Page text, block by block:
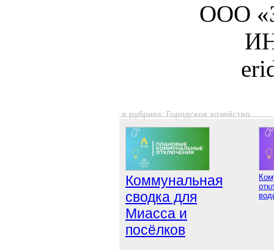
ООО
в рубрике: Городское хозяйство
Коммунальная
сводка для
Миасса и
посёлков